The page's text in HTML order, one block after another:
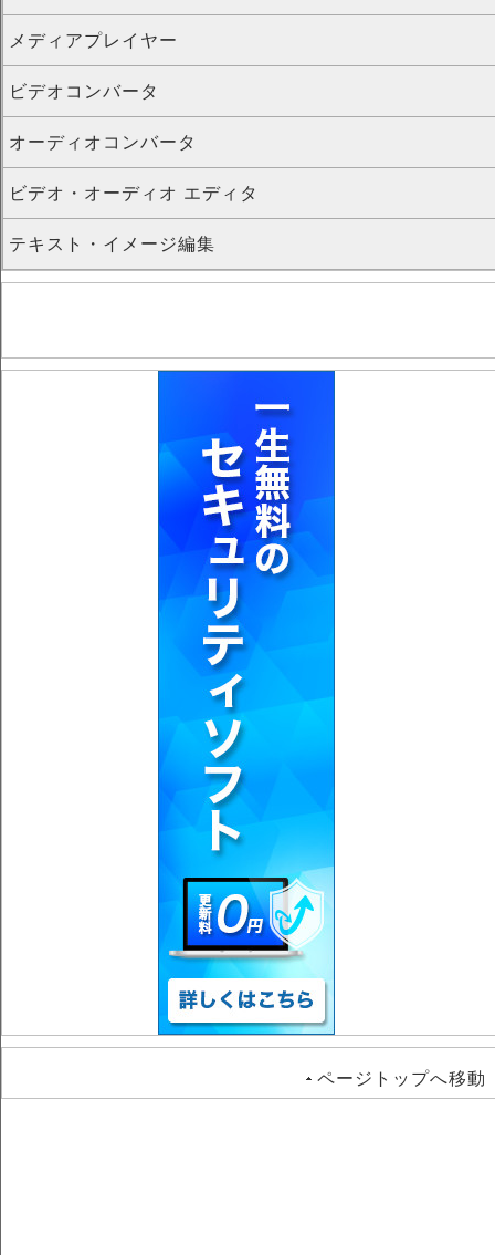
メディアプレイヤー
ビデオコンバータ
オーディオコンバータ
ビデオ・オーディオ エディタ
テキスト・イメージ編集
ページトップへ移動